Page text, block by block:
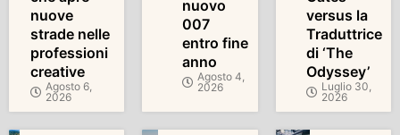
nuove
strade nelle
professioni
creative
Agosto 6,
2026
nuovo
007
entro fine
anno
Agosto 4,
2026
versus la
Traduttrice
di ‘The
Odyssey’
Luglio 30,
2026